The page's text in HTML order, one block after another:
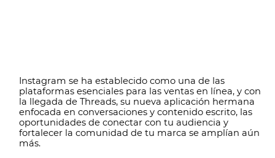
Instagram se ha establecido como una de las
plataformas esenciales para las ventas en línea, y con
la llegada de Threads, su nueva aplicación hermana
enfocada en conversaciones y contenido escrito, las
oportunidades de conectar con tu audiencia y
fortalecer la comunidad de tu marca se amplían aún
más.